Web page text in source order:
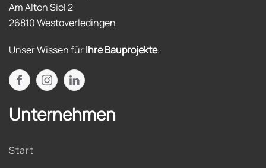
Am Alten Siel 2
26810 Westoverledingen
Unser Wissen fürIhre Bauprojekte.
Unternehmen
Start